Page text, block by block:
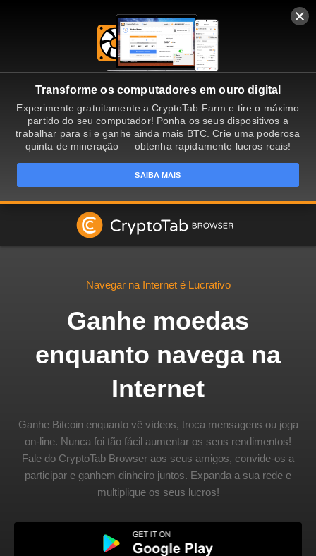
Transforme os computadores em ouro digital
Experimente gratuitamente a CryptoTab Farm e tire o máximo
partido do seu computador! Ponha os seus dispositivos a
trabalhar para si e ganhe ainda mais BTC. Crie uma poderosa
quinta de mineração — obtenha rapidamente lucros reais!
SAIBA MAIS
Navegar na Internet é Lucrativo
Ganhe moedas
enquanto navega na
Internet
Ganhe Bitcoin enquanto vê vídeos, troca mensagens ou joga
on-line. Nunca foi tão fácil aumentar os seus rendimentos!
Fale do CryptoTab Browser aos seus amigos, convide-os a
participar e ganhem dinheiro juntos. Expanda a sua rede e
multiplique os seus lucros!